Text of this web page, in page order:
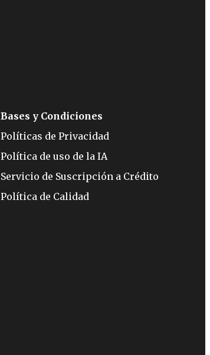
Bases y Condiciones
Políticas de Privacidad
Política de uso de la IA
Servicio de Suscripción a Crédito
Política de Calidad